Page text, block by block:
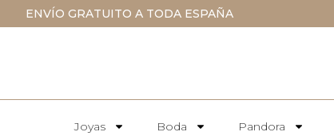
ENVÍO GRATUITO A TODA ESPAÑA
Joyas Boda Pandora